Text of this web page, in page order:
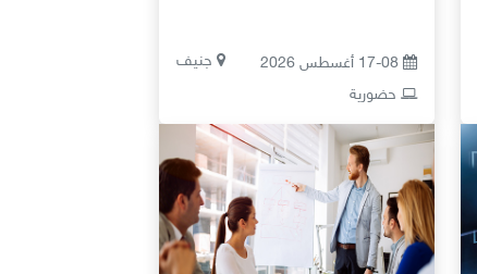
17-08 أغسطس 2026
جنيف
حضورية